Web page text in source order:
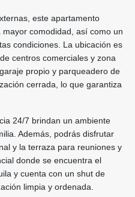
este apartamento
comodidad, así como un
condiciones. La ubicación es
centros comerciales y zona
propio y parqueadero de
cerrada, lo que garantiza
24/7 brindan un ambiente
Además, podrás disfrutar
y la terraza para reuniones y
donde se encuentra el
y cuenta con un shut de
limpia y ordenada.